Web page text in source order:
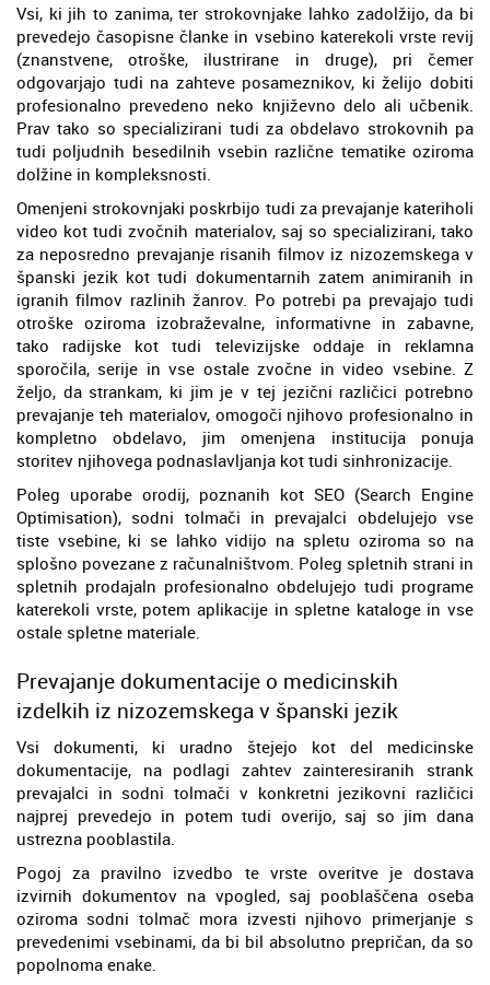
Vsi, ki jih to zanima, ter strokovnjake lahko zadolžijo, da bi
prevedejo časopisne članke in vsebino katerekoli vrste revij
(znanstvene, otroške, ilustrirane in druge), pri čemer
odgovarjajo tudi na zahteve posameznikov, ki želijo dobiti
profesionalno prevedeno neko književno delo ali učbenik.
Prav tako so specializirani tudi za obdelavo strokovnih pa
tudi poljudnih besedilnih vsebin različne tematike oziroma
dolžine in kompleksnosti.
Omenjeni strokovnjaki poskrbijo tudi za prevajanje kateriholi
video kot tudi zvočnih materialov, saj so specializirani, tako
za neposredno prevajanje risanih filmov iz nizozemskega v
španski jezik kot tudi dokumentarnih zatem animiranih in
igranih filmov razlinih žanrov. Po potrebi pa prevajajo tudi
otroške oziroma izobraževalne, informativne in zabavne,
tako radijske kot tudi televizijske oddaje in reklamna
sporočila, serije in vse ostale zvočne in video vsebine. Z
željo, da strankam, ki jim je v tej jezični različici potrebno
prevajanje teh materialov, omogoči njihovo profesionalno in
kompletno obdelavo, jim omenjena institucija ponuja
storitev njihovega podnaslavljanja kot tudi sinhronizacije.
Poleg uporabe orodij, poznanih kot SEO (Search Engine
Optimisation), sodni tolmači in prevajalci obdelujejo vse
tiste vsebine, ki se lahko vidijo na spletu oziroma so na
splošno povezane z računalništvom. Poleg spletnih strani in
spletnih prodajaln profesionalno obdelujejo tudi programe
katerekoli vrste, potem aplikacije in spletne kataloge in vse
ostale spletne materiale.
Prevajanje dokumentacije o medicinskih
izdelkih iz nizozemskega v španski jezik
Vsi dokumenti, ki uradno štejejo kot del medicinske
dokumentacije, na podlagi zahtev zainteresiranih strank
prevajalci in sodni tolmači v konkretni jezikovni različici
najprej prevedejo in potem tudi overijo, saj so jim dana
ustrezna pooblastila.
Pogoj za pravilno izvedbo te vrste overitve je dostava
izvirnih dokumentov na vpogled, saj pooblaščena oseba
oziroma sodni tolmač mora izvesti njihovo primerjanje s
prevedenimi vsebinami, da bi bil absolutno prepričan, da so
popolnoma enake.